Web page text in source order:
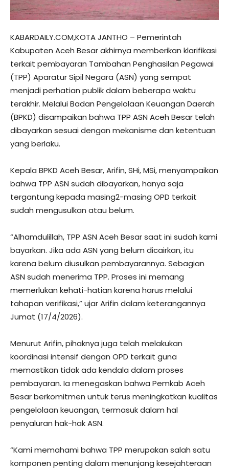
KABARDAILY.COM,KOTA JANTHO – Pemerintah
Kabupaten Aceh Besar akhirnya memberikan klarifikasi
terkait pembayaran Tambahan Penghasilan Pegawai
(TPP) Aparatur Sipil Negara (ASN) yang sempat
menjadi perhatian publik dalam beberapa waktu
terakhir. Melalui Badan Pengelolaan Keuangan Daerah
(BPKD) disampaikan bahwa TPP ASN Aceh Besar telah
dibayarkan sesuai dengan mekanisme dan ketentuan
yang berlaku.
Kepala BPKD Aceh Besar, Arifin, SHi, MSi, menyampaikan
bahwa TPP ASN sudah dibayarkan, hanya saja
tergantung kepada masing2-masing OPD terkait
sudah mengusulkan atau belum.
“Alhamdulillah, TPP ASN Aceh Besar saat ini sudah kami
bayarkan. Jika ada ASN yang belum dicairkan, itu
karena belum diusulkan pembayarannya. Sebagian
ASN sudah menerima TPP. Proses ini memang
memerlukan kehati-hatian karena harus melalui
tahapan verifikasi,” ujar Arifin dalam keterangannya
Jumat (17/4/2026).
Menurut Arifin, pihaknya juga telah melakukan
koordinasi intensif dengan OPD terkait guna
memastikan tidak ada kendala dalam proses
pembayaran. Ia menegaskan bahwa Pemkab Aceh
Besar berkomitmen untuk terus meningkatkan kualitas
pengelolaan keuangan, termasuk dalam hal
penyaluran hak-hak ASN.
“Kami memahami bahwa TPP merupakan salah satu
komponen penting dalam menunjang kesejahteraan